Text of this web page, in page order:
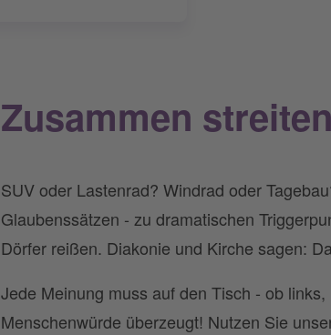
Zusammen
SUV oder Lastenrad? Windrad oder
Glaubenssätzen - zu dramatischen
Dörfer reißen. Diakonie und Kirche sagen:
Jede Meinung muss auf den Tisch - ob
Menschenwürde überzeugt! Nutzen Sie